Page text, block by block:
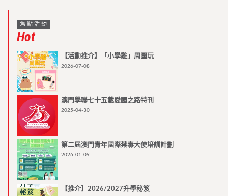
焦點活動
Hot
【活動推介】「小學雞」周圍玩
2026-07-08
澳門學聯七十五載愛國之路特刊
2025-04-30
第二屆澳門青年國際禁毒大使培訓計劃
2026-01-09
【推介】2026/2027升學秘笈